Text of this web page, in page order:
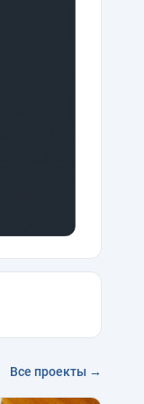
Все проекты →